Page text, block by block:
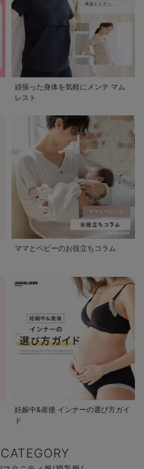
頑張った身体を気軽にメンテ マム
レスト
ママとベビーのお役立ちコラム
妊娠中&産後 インナーの選び方ガイ
ド